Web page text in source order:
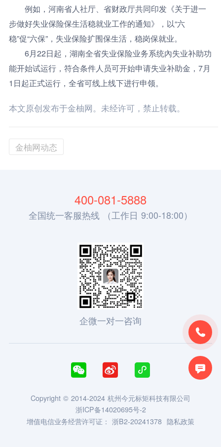
例如，河南省人社厅、省财政厅共同印发《关于进一
步做好失业保险保生活稳就业工作的通知》，以“六
稳”促“六保”，失业保险扩围保生活，稳岗保就业。
6月22日起，湖南全省失业保险业务系统內失业补助功
能开始试运行，符合条件人员可开始申请失业补助金，7月
1日起正式运行，全省可线上线下进行申领。
本文原创发布于金柚网。未经许可，禁止转载。
金柚网动态


400-081-5888
全国统一客服热线 （工作日 9:00-18:00）
企微一对一咨询
  
Copyright © 2014-2024 杭州今元标矩科技有限公司
浙ICP备14020695号-2
增值电信业务经营许可证： 浙B2-20241378 隐私政策